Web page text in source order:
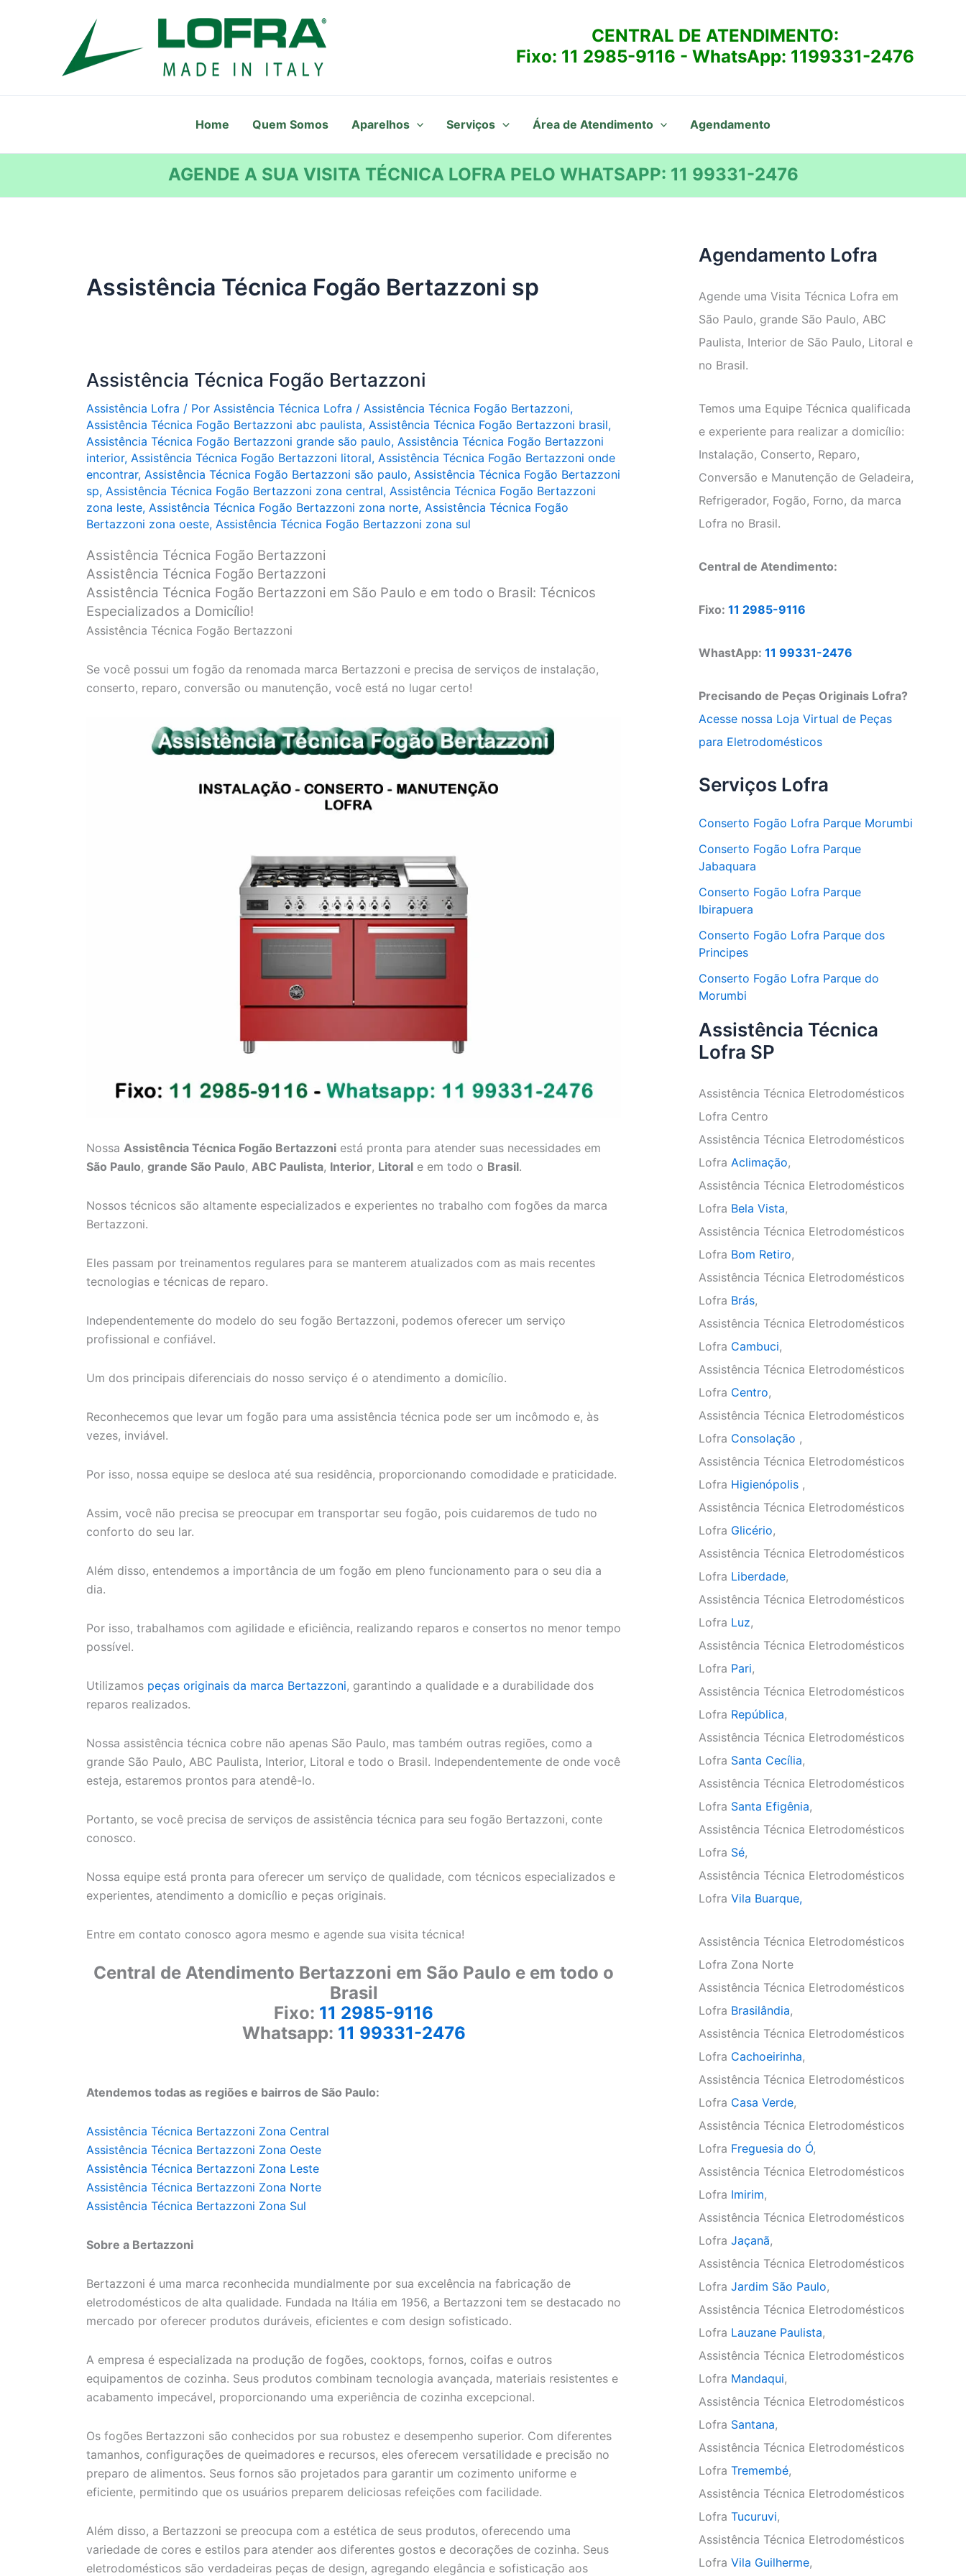
CENTRAL DE ATENDIMENTO:
Fixo: 11 2985-9116 - WhatsApp: 1199331-2476
Home Quem Somos Aparelhos Serviços Área de Atendimento Agendamento
AGENDE A SUA VISITA TÉCNICA LOFRA PELO WHATSAPP: 11 99331-2476
Assistência Técnica Fogão Bertazzoni sp
Assistência Técnica Fogão Bertazzoni
Assistência Lofra / Por Assistência Técnica Lofra / Assistência Técnica Fogão Bertazzoni,
Assistência Técnica Fogão Bertazzoni abc paulista, Assistência Técnica Fogão Bertazzoni brasil,
Assistência Técnica Fogão Bertazzoni grande são paulo, Assistência Técnica Fogão Bertazzoni
interior, Assistência Técnica Fogão Bertazzoni litoral, Assistência Técnica Fogão Bertazzoni onde
encontrar, Assistência Técnica Fogão Bertazzoni são paulo, Assistência Técnica Fogão Bertazzoni
sp, Assistência Técnica Fogão Bertazzoni zona central, Assistência Técnica Fogão Bertazzoni
zona leste, Assistência Técnica Fogão Bertazzoni zona norte, Assistência Técnica Fogão
Bertazzoni zona oeste, Assistência Técnica Fogão Bertazzoni zona sul
Assistência Técnica Fogão Bertazzoni
Assistência Técnica Fogão Bertazzoni
Assistência Técnica Fogão Bertazzoni em São Paulo e em todo o Brasil: Técnicos
Especializados a Domicílio!
Assistência Técnica Fogão Bertazzoni
Se você possui um fogão da renomada marca Bertazzoni e precisa de serviços de instalação,
conserto, reparo, conversão ou manutenção, você está no lugar certo!
Nossa Assistência Técnica Fogão Bertazzoni está pronta para atender suas necessidades em
São Paulo, grande São Paulo, ABC Paulista, Interior, Litoral e em todo o Brasil.
Nossos técnicos são altamente especializados e experientes no trabalho com fogões da marca
Bertazzoni.
Eles passam por treinamentos regulares para se manterem atualizados com as mais recentes
tecnologias e técnicas de reparo.
Independentemente do modelo do seu fogão Bertazzoni, podemos oferecer um serviço
profissional e confiável.
Um dos principais diferenciais do nosso serviço é o atendimento a domicílio.
Reconhecemos que levar um fogão para uma assistência técnica pode ser um incômodo e, às
vezes, inviável.
Por isso, nossa equipe se desloca até sua residência, proporcionando comodidade e praticidade.
Assim, você não precisa se preocupar em transportar seu fogão, pois cuidaremos de tudo no
conforto do seu lar.
Além disso, entendemos a importância de um fogão em pleno funcionamento para o seu dia a
dia.
Por isso, trabalhamos com agilidade e eficiência, realizando reparos e consertos no menor tempo
possível.
Utilizamos peças originais da marca Bertazzoni, garantindo a qualidade e a durabilidade dos
reparos realizados.
Nossa assistência técnica cobre não apenas São Paulo, mas também outras regiões, como a
grande São Paulo, ABC Paulista, Interior, Litoral e todo o Brasil. Independentemente de onde você
esteja, estaremos prontos para atendê-lo.
Portanto, se você precisa de serviços de assistência técnica para seu fogão Bertazzoni, conte
conosco.
Nossa equipe está pronta para oferecer um serviço de qualidade, com técnicos especializados e
experientes, atendimento a domicílio e peças originais.
Entre em contato conosco agora mesmo e agende sua visita técnica!
Central de Atendimento Bertazzoni em São Paulo e em todo o
Brasil
Fixo: 11 2985-9116
Whatsapp: 11 99331-2476
Atendemos todas as regiões e bairros de São Paulo:
Assistência Técnica Bertazzoni Zona Central
Assistência Técnica Bertazzoni Zona Oeste
Assistência Técnica Bertazzoni Zona Leste
Assistência Técnica Bertazzoni Zona Norte
Assistência Técnica Bertazzoni Zona Sul
Sobre a Bertazzoni
Bertazzoni é uma marca reconhecida mundialmente por sua excelência na fabricação de
eletrodomésticos de alta qualidade. Fundada na Itália em 1956, a Bertazzoni tem se destacado no
mercado por oferecer produtos duráveis, eficientes e com design sofisticado.
A empresa é especializada na produção de fogões, cooktops, fornos, coifas e outros
equipamentos de cozinha. Seus produtos combinam tecnologia avançada, materiais resistentes e
acabamento impecável, proporcionando uma experiência de cozinha excepcional.
Os fogões Bertazzoni são conhecidos por sua robustez e desempenho superior. Com diferentes
tamanhos, configurações de queimadores e recursos, eles oferecem versatilidade e precisão no
preparo de alimentos. Seus fornos são projetados para garantir um cozimento uniforme e
eficiente, permitindo que os usuários preparem deliciosas refeições com facilidade.
Além disso, a Bertazzoni se preocupa com a estética de seus produtos, oferecendo uma
variedade de cores e estilos para atender aos diferentes gostos e decorações de cozinha. Seus
eletrodomésticos são verdadeiras peças de design, agregando elegância e sofisticação aos
Agendamento Lofra
Agende uma Visita Técnica Lofra em
São Paulo, grande São Paulo, ABC
Paulista, Interior de São Paulo, Litoral e
no Brasil.
Temos uma Equipe Técnica qualificada
e experiente para realizar a domicílio:
Instalação, Conserto, Reparo,
Conversão e Manutenção de Geladeira,
Refrigerador, Fogão, Forno, da marca
Lofra no Brasil.
Central de Atendimento:
Fixo: 11 2985-9116
WhastApp: 11 99331-2476
Precisando de Peças Originais Lofra?
Acesse nossa Loja Virtual de Peças
para Eletrodomésticos
Serviços Lofra
Conserto Fogão Lofra Parque Morumbi
Conserto Fogão Lofra Parque
Jabaquara
Conserto Fogão Lofra Parque
Ibirapuera
Conserto Fogão Lofra Parque dos
Principes
Conserto Fogão Lofra Parque do
Morumbi
Assistência Técnica
Lofra SP
Assistência Técnica Eletrodomésticos
Lofra Centro
Assistência Técnica Eletrodomésticos
Lofra Aclimação,
Assistência Técnica Eletrodomésticos
Lofra Bela Vista,
Assistência Técnica Eletrodomésticos
Lofra Bom Retiro,
Assistência Técnica Eletrodomésticos
Lofra Brás,
Assistência Técnica Eletrodomésticos
Lofra Cambuci,
Assistência Técnica Eletrodomésticos
Lofra Centro,
Assistência Técnica Eletrodomésticos
Lofra Consolação ,
Assistência Técnica Eletrodomésticos
Lofra Higienópolis ,
Assistência Técnica Eletrodomésticos
Lofra Glicério,
Assistência Técnica Eletrodomésticos
Lofra Liberdade,
Assistência Técnica Eletrodomésticos
Lofra Luz,
Assistência Técnica Eletrodomésticos
Lofra Pari,
Assistência Técnica Eletrodomésticos
Lofra República,
Assistência Técnica Eletrodomésticos
Lofra Santa Cecília,
Assistência Técnica Eletrodomésticos
Lofra Santa Efigênia,
Assistência Técnica Eletrodomésticos
Lofra Sé,
Assistência Técnica Eletrodomésticos
Lofra Vila Buarque,
Assistência Técnica Eletrodomésticos
Lofra Zona Norte
Assistência Técnica Eletrodomésticos
Lofra Brasilândia,
Assistência Técnica Eletrodomésticos
Lofra Cachoeirinha,
Assistência Técnica Eletrodomésticos
Lofra Casa Verde,
Assistência Técnica Eletrodomésticos
Lofra Freguesia do Ó,
Assistência Técnica Eletrodomésticos
Lofra Imirim,
Assistência Técnica Eletrodomésticos
Lofra Jaçanã,
Assistência Técnica Eletrodomésticos
Lofra Jardim São Paulo,
Assistência Técnica Eletrodomésticos
Lofra Lauzane Paulista,
Assistência Técnica Eletrodomésticos
Lofra Mandaqui,
Assistência Técnica Eletrodomésticos
Lofra Santana,
Assistência Técnica Eletrodomésticos
Lofra Tremembé,
Assistência Técnica Eletrodomésticos
Lofra Tucuruvi,
Assistência Técnica Eletrodomésticos
Lofra Vila Guilherme,